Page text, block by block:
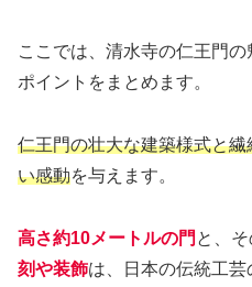
ここでは、清水寺の仁王門
ポイントをまとめます。
仁王門の壮大な建築様式と
い感動を与えます。
高さ約10メートルの門 と、
刻や装飾は、日本の伝統工芸